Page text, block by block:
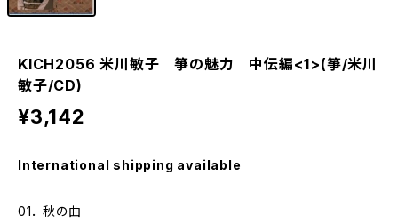
KICH2056 米川敏子 箏の魅力 中伝編<1>(箏/米川
敏子/CD)
¥3,142
International shipping available
01． 秋の曲